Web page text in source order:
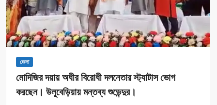
অধিকারীর।
জেলা
মোদিজির দয়ায় অধীর বিরোধী দলনেতার স্ট্যাটাস ভোগ
করছেন। উলুবেড়িয়ায় মন্তব্য শুভেন্দুর।